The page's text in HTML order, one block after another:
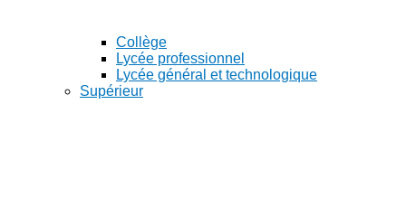
Collège
Lycée professionnel
Lycée général et technologique
Supérieur